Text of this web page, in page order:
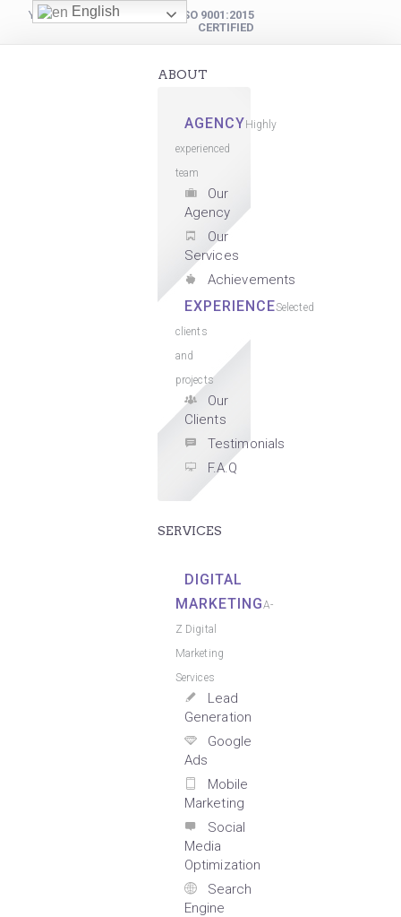
YOUR DIGITAL PARTNER
ISO 9001:2015
CERTIFIED
ABOUT
AGENCY Highly
experienced
team
Our
Agency
Our
Services
Achievements
EXPERIENCESelected
clients
and
projects
Our
Clients
Testimonials
F.A.Q
SERVICES
DIGITAL
MARKETINGA-
Z Digital
Marketing
Services
Lead
Generation
Google
Ads
Mobile
Marketing
Social
Media
Optimization
Search
Engine
English